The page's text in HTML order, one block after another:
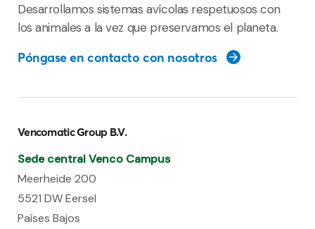
Desarrollamos sistemas avícolas respetuosos con
los animales a la vez que preservamos el planeta.
Póngase en contacto con nosotros
Vencomatic Group B.V.
Sede central Venco Campus
Meerheide 200
5521 DW Eersel
Países Bajos